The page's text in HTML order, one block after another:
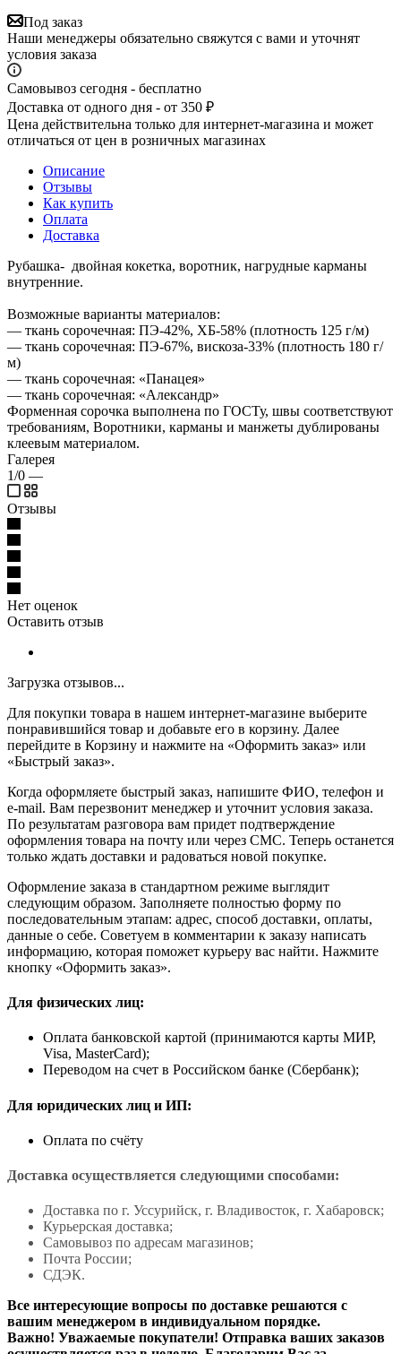
Под заказ
Наши менеджеры обязательно свяжутся с вами и уточнят
условия заказа
Самовывоз сегодня - бесплатно
Доставка от одного дня - от 350 ₽
Цена действительна только для интернет-магазина и может
отличаться от цен в розничных магазинах
Описание
Отзывы
Как купить
Оплата
Доставка
Рубашка- двойная кокетка, воротник, нагрудные карманы
внутренние.
Возможные варианты материалов:
— ткань сорочечная: ПЭ-42%, ХБ-58% (плотность 125 г/м)
— ткань сорочечная: ПЭ-67%, вискоза-33% (плотность 180 г/
м)
— ткань сорочечная: «Панацея»
— ткань сорочечная: «Александр»
Форменная сорочка выполнена по ГОСТу, швы соответствуют
требованиям, Воротники, карманы и манжеты дублированы
клеевым материалом.
Галерея
1/0 —
Отзывы
Нет оценок
Оставить отзыв
Загрузка отзывов...
Для покупки товара в нашем интернет-магазине выберите
понравившийся товар и добавьте его в корзину. Далее
перейдите в Корзину и нажмите на «Оформить заказ» или
«Быстрый заказ».
Когда оформляете быстрый заказ, напишите ФИО, телефон и
e-mail. Вам перезвонит менеджер и уточнит условия заказа.
По результатам разговора вам придет подтверждение
оформления товара на почту или через СМС. Теперь останется
только ждать доставки и радоваться новой покупке.
Оформление заказа в стандартном режиме выглядит
следующим образом. Заполняете полностью форму по
последовательным этапам: адрес, способ доставки, оплаты,
данные о себе. Советуем в комментарии к заказу написать
информацию, которая поможет курьеру вас найти. Нажмите
кнопку «Оформить заказ».
Для физических лиц:
Оплата банковской картой (принимаются карты МИР,
Visa, MasterCard);
Переводом на счет в Российском банке (Сбербанк);
Для юридических лиц и ИП:
Оплата по счёту
Доставка осуществляется следующими способами:
Доставка по г. Уссурийск, г. Владивосток, г. Хабаровск;
Курьерская доставка;
Самовывоз по адресам магазинов;
Почта России;
СДЭК.
Все интересующие вопросы по доставке решаются с
вашим менеджером в индивидуальном порядке.
Важно! Уважаемые покупатели! Отправка ваших заказов